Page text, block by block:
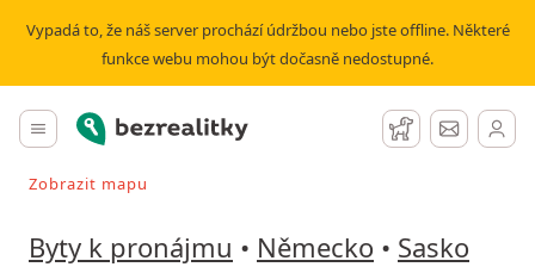
Vypadá to, že náš server prochází údržbou nebo jste offline. Některé
funkce webu mohou být dočasně nedostupné.
Hlavní menu
Bezrealitky Hlídací pes
Zprávy
Vyhledávat při pohybu v mapě
Zobrazit mapu
Byty k pronájmu • Německo • Sasko